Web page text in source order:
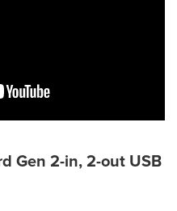
Gen 2-in, 2-out USB